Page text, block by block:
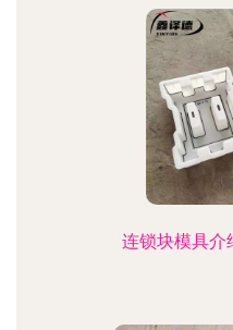
连锁块模具介